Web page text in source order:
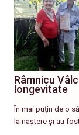
Râmnicu
longevitate
În mai puțin de o
la naștere și au